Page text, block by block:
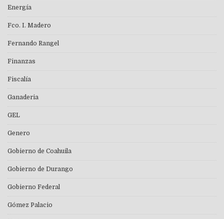
Energía
Fco. I. Madero
Fernando Rangel
Finanzas
Fiscalía
Ganaderia
GEL
Genero
Gobierno de Coahuila
Gobierno de Durango
Gobierno Federal
Gómez Palacio